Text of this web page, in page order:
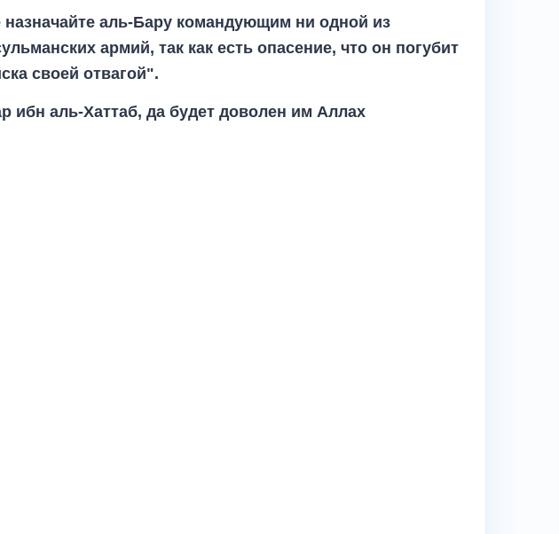
назначайте аль-Бару командующим ни одной из
армий, так как есть опасение, что он погубит
своей отвагой".
ибн аль-Хаттаб, да будет доволен им Аллах